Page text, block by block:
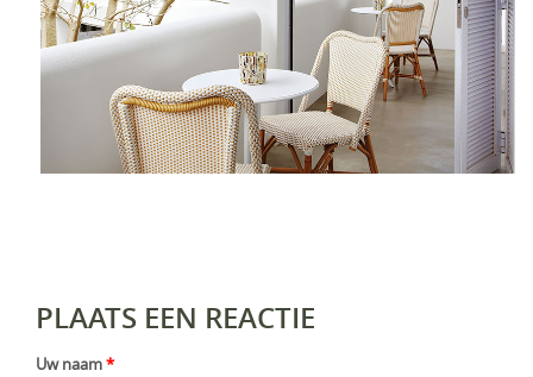
PLAATS EEN REACTIE
Uw naam*